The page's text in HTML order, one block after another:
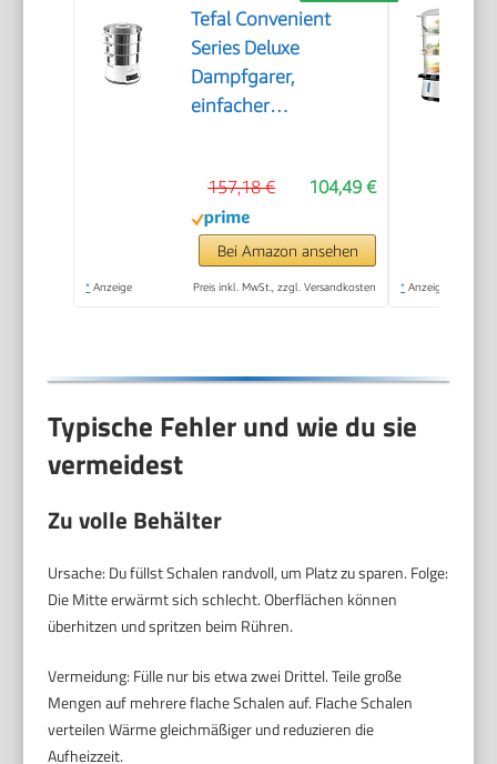
Tefal Convenient
Series Deluxe
Dampfgarer,
einfacher
auf 3 Ebenen,
Behälter aus
Edelstahl, langlebige
Qualität, gesunde
104,49 €
157,18 €
Bei Amazon ansehen
* Anzeige Preis inkl. MwSt., zzgl. Versandkosten * Anzeige
Typische Fehler und wie du sie
vermeidest
Zu volle Behälter
Ursache: Du füllst Schalen randvoll, um Platz zu sparen. Folge:
Die Mitte erwärmt sich schlecht. Oberflächen können
überhitzen und spritzen beim Rühren.
Vermeidung: Fülle nur bis etwa zwei Drittel. Teile große
Mengen auf mehrere flache Schalen auf. Flache Schalen
verteilen Wärme gleichmäßiger und reduzieren die
Aufheizzeit.